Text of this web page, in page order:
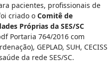
pacientes, profissionais de
criado o Comitê de
Próprias da SES/SC
Portaria 764/2016 com
GEPLAD, SUH, CECISS
da rede SES/SC.